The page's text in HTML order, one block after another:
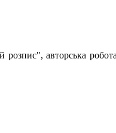
розпис", авторська